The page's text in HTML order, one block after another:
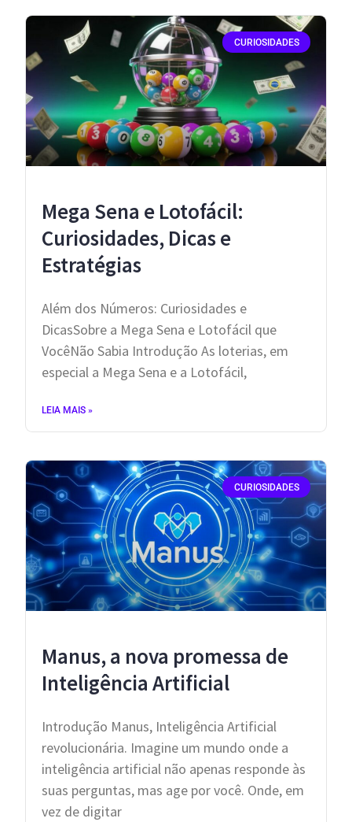
CURIOSIDADES
Mega Sena e Lotofácil:
Curiosidades, Dicas e
Estratégias
Além dos Números: Curiosidades e
DicasSobre a Mega Sena e Lotofácil que
VocêNão Sabia Introdução As loterias, em
especial a Mega Sena e a Lotofácil,
LEIA MAIS »
CURIOSIDADES
Manus, a nova promessa de
Inteligência Artificial
Introdução Manus, Inteligência Artificial
revolucionária. Imagine um mundo onde a
inteligência artificial não apenas responde às
suas perguntas, mas age por você. Onde, em
vez de digitar